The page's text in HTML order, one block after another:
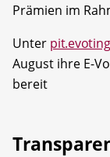
Prämien im
Unter
August ihre E-
bereit